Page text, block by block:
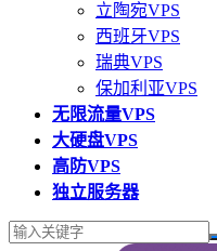
立陶宛VPS
西班牙VPS
瑞典VPS
保加利亚VPS
无限流量VPS
大硬盘VPS
高防VPS
独立服务器